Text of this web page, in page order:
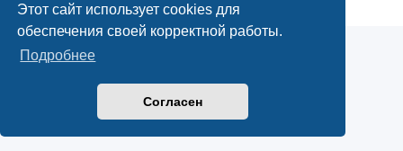
Этот сайт использует cookies для
обеспечения своей корректной работы.
Подробнее
Согласен
Конфиденциальность|Правила